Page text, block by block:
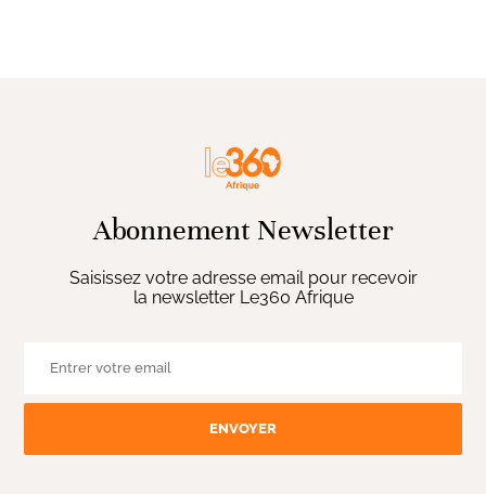
Abonnement Newsletter
Saisissez votre adresse email pour recevoir
la newsletter Le360 Afrique
ENVOYER